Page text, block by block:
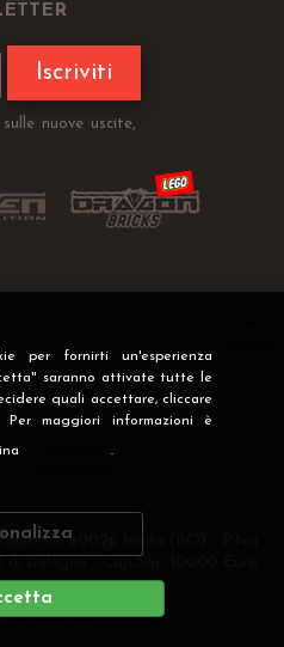
per fornirti un'esperienza
saranno attivate tutte le
quali accettare, cliccare
Per maggiori informazioni è
.
Iscriviti
nuove uscite,
30, 40026 Imola (BO) - P.Iva
i.v
CREATIVE WEB